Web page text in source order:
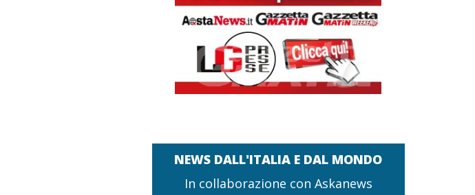
NEWS DALL'ITALIA E DAL MONDO
In collaborazione con Askanews